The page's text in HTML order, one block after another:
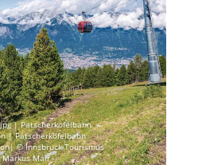
| Patscherkofelbahn
| Patscherkofelbahn
© Innsbruck Tourismus
Markus Mair